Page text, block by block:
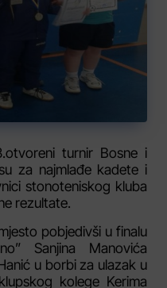
turnir Bosne i
za najmlađe kadete i
stonoteniskog kluba
rezultate.
pobjedivši u finalu
Sanjina Manovića
u borbi za ulazak u
kolege Kerima